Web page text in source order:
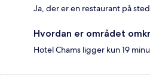
Ja, der er en restaurant på
Hvordan er området
Hotel Chams ligger kun 19